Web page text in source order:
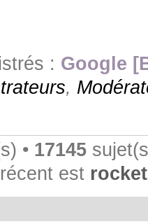
: Google
,
• 17145
est